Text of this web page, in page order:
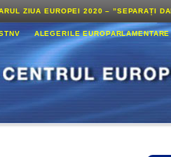
ZIUA EUROPEI 2020 – ”SEPARAȚI
ALEGERILE